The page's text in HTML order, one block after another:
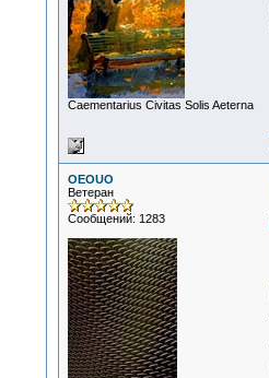
Сaementarius Civitas Solis Aeterna
OEOUO
Ветеран
Сообщений: 1283